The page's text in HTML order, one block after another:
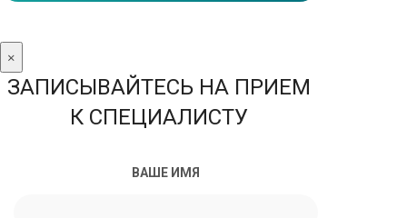
×
ЗАПИСЫВАЙТЕСЬ НА ПРИЕМ
К СПЕЦИАЛИСТУ
ВАШЕ ИМЯ